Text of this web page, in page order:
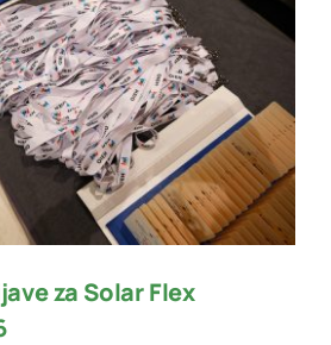
za Solar Flex